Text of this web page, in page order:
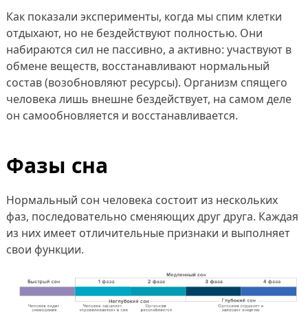
Как показали эксперименты, когда мы спим клетки
отдыхают, но не бездействуют полностью. Они
набираются сил не пассивно, а активно: участвуют в
обмене веществ, восстанавливают нормальный
состав (возобновляют ресурсы). Организм спящего
человека лишь внешне бездействует, на самом деле
он самообновляется и восстанавливается.
Фазы сна
Нормальный сон человека состоит из нескольких
фаз, последовательно сменяющих друг друга. Каждая
из них имеет отличительные признаки и выполняет
свои функции.